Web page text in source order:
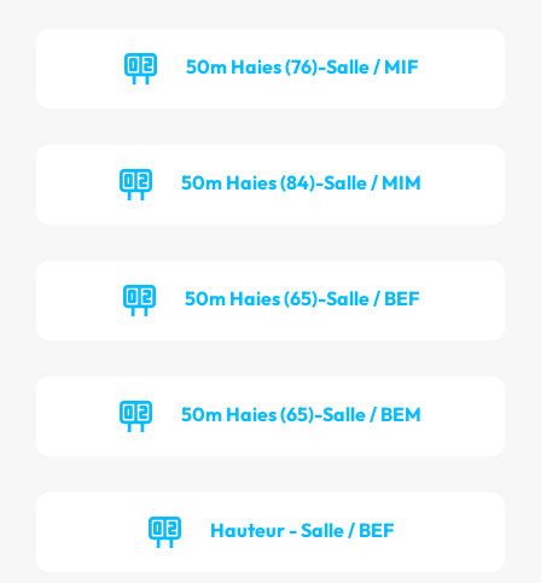
50m Haies (76)-Salle / MIF
50m Haies (84)-Salle / MIM
50m Haies (65)-Salle / BEF
50m Haies (65)-Salle / BEM
Hauteur - Salle / BEF